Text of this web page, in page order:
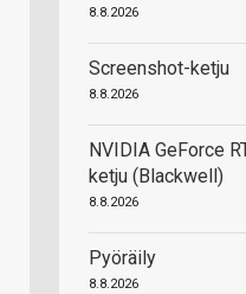
8.8.2026
Screenshot-ketju
8.8.2026
NVIDIA GeForce
ketju (Blackwell)
8.8.2026
Pyöräily
8.8.2026